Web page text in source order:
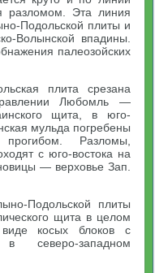
разломом. Эта линия
Подольской плиты и
Волынской впадины.
палеозойских
плита срезана
Любомль —
щита, в юго-
мульда погребены
Разломы,
с юго-востока на
— верховье Зап.
Подольской плиты
щита в целом
косых блоков с
в северо-западном